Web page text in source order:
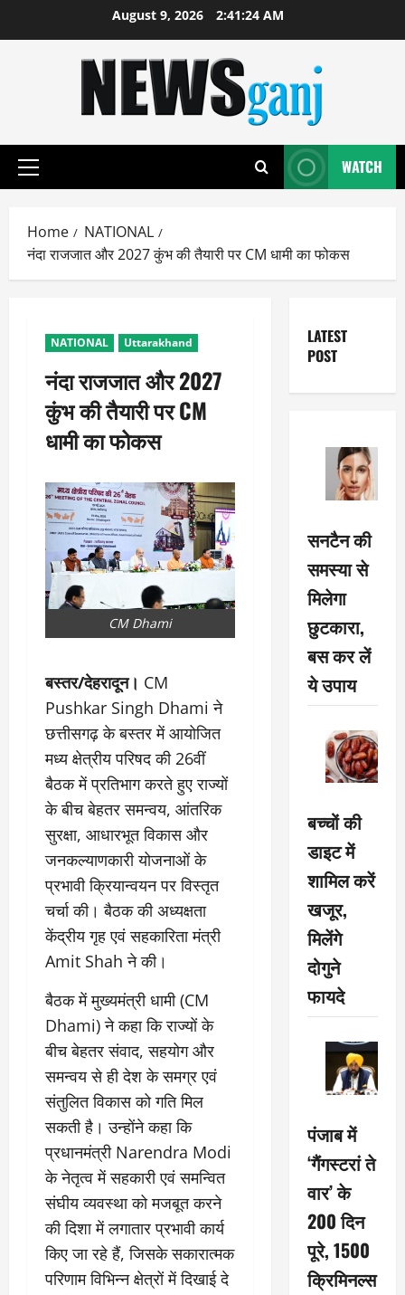
August 9, 2026 2:41:24 AM
Primary
WATCH
Home
NATIONAL
नंदा राजजात और 2027 कुंभ की तैयारी पर CM धामी का फोकस
NATIONAL Uttarakhand
नंदा राजजात और 2027
कुंभ की तैयारी पर CM
धामी का फोकस
CM Dhami
बस्तर/देहरादून। CM
Pushkar Singh Dhami ने
छत्तीसगढ़ के बस्तर में आयोजित
मध्य क्षेत्रीय परिषद की 26वीं
बैठक में प्रतिभाग करते हुए राज्यों
के बीच बेहतर समन्वय, आंतरिक
सुरक्षा, आधारभूत विकास और
जनकल्याणकारी योजनाओं के
प्रभावी क्रियान्वयन पर विस्तृत
चर्चा की। बैठक की अध्यक्षता
केंद्रीय गृह एवं सहकारिता मंत्री
Amit Shah ने की।
बैठक में मुख्यमंत्री धामी (CM
Dhami) ने कहा कि राज्यों के
बीच बेहतर संवाद, सहयोग और
समन्वय से ही देश के समग्र एवं
संतुलित विकास को गति मिल
सकती है। उन्होंने कहा कि
प्रधानमंत्री Narendra Modi
के नेतृत्व में सहकारी एवं समन्वित
संघीय व्यवस्था को मजबूत करने
की दिशा में लगातार प्रभावी कार्य
किए जा रहे हैं, जिसके सकारात्मक
परिणाम विभिन्न क्षेत्रों में दिखाई दे
LATEST
POST
सनटैन की
समस्या से
मिलेगा
छुटकारा,
बस कर लें
ये उपाय
बच्चों की
डाइट में
शामिल करें
खजूर,
मिलेंगे
दोगुने
फायदे
पंजाब में
‘गैंगस्टरां ते
वार’ के
200 दिन
पूरे, 1500
क्रिमिनल्स